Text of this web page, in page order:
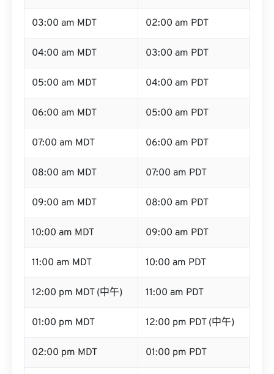
03:00 am MDT 02:00 am PDT
04:00 am MDT 03:00 am PDT
05:00 am MDT 04:00 am PDT
06:00 am MDT 05:00 am PDT
07:00 am MDT 06:00 am PDT
08:00 am MDT 07:00 am PDT
09:00 am MDT 08:00 am PDT
10:00 am MDT 09:00 am PDT
11:00 am MDT 10:00 am PDT
12:00 pm MDT (中午) 11:00 am PDT
01:00 pm MDT 12:00 pm PDT (中午)
02:00 pm MDT 01:00 pm PDT